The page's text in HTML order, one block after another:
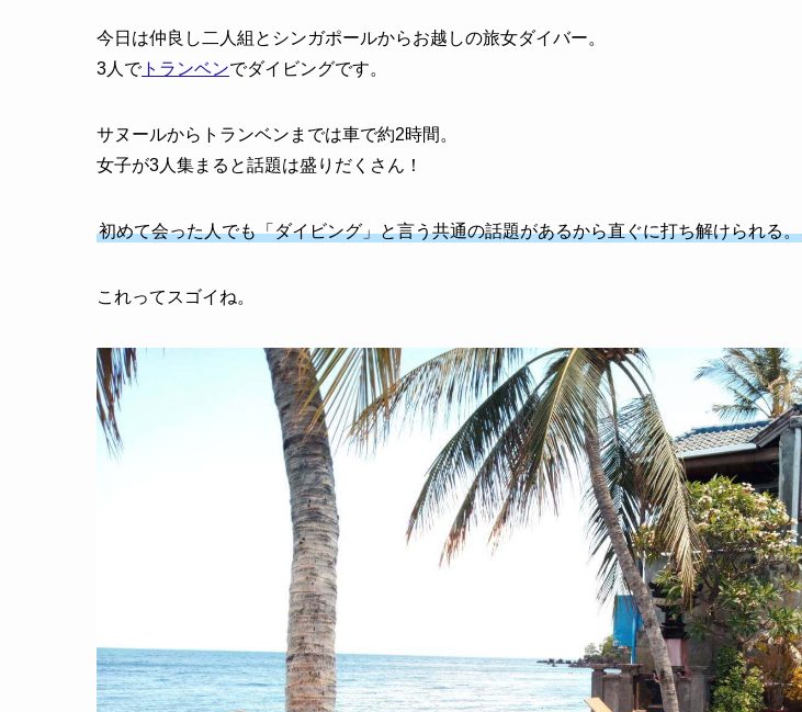
今日は仲良し二人組とシンガポールからお越しの旅女ダイバー。
3人でトランベンでダイビングです。
サヌールからトランベンまでは車で約2時間。
女子が3人集まると話題は盛りだくさん！
初めて会った人でも「ダイビング」と言う共通の話題があるから直ぐに打ち解けられる。
これってスゴイね。